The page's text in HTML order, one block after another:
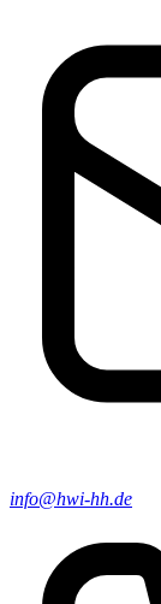
info@hwi-hh.de